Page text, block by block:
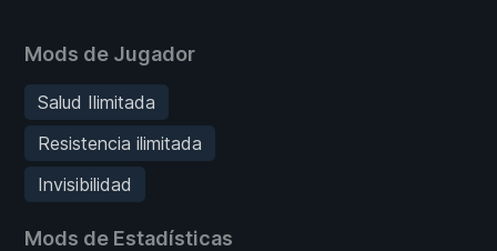
Mods de Jugador
Salud Ilimitada
Resistencia ilimitada
Invisibilidad
Mods de Estadísticas